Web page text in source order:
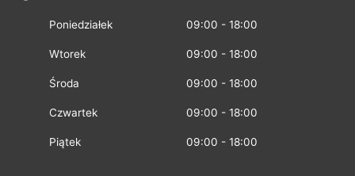
Poniedziałek 09:00 - 18:00
Wtorek 09:00 - 18:00
Środa 09:00 - 18:00
Czwartek 09:00 - 18:00
Piątek 09:00 - 18:00